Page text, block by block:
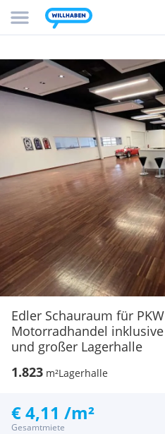
Edler Schauraum für
Motorradhandel
und großer Lagerhalle
1.823 m²Lagerhalle
€ 4,11 /m²
Gesamtmiete